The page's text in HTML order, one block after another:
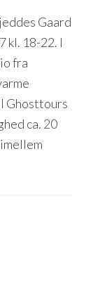
Gaard
kl. 18-22. I
fra
Ghosttours
ca. 20